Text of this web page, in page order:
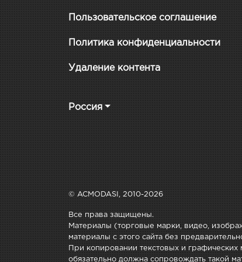
Пользовательское соглашение
Политика конфиденциальности
Удаление контента
Россия
© ACMODASI, 2010-2026
Все права защищены.
Материалы (торговые марки, видео,
материалы с этого сайта без
При копировании текстовых и
обязательно должна сопровождать такой